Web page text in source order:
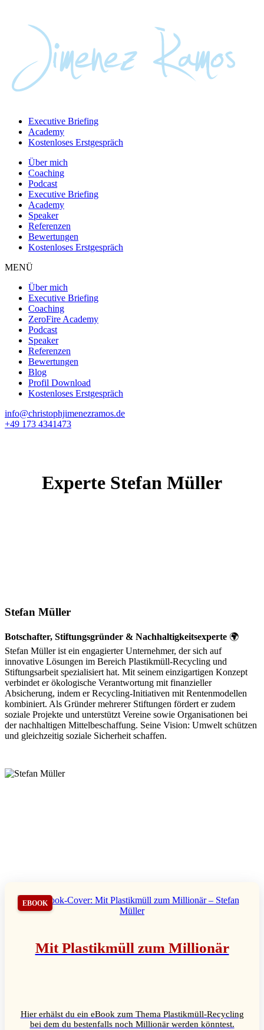
Executive Briefing
Academy
Kostenloses Erstgespräch
Über mich
Coaching
Podcast
Executive Briefing
Academy
Speaker
Referenzen
Bewertungen
Kostenloses Erstgespräch
MENÜ
Über mich
Executive Briefing
Coaching
ZeroFire Academy
Podcast
Speaker
Referenzen
Bewertungen
Blog
Profil Download
Kostenloses Erstgespräch
info@christophjimenezramos.de
+49 173 4341473
Experte Stefan Müller
Stefan Müller
Botschafter, Stiftungsgründer & Nachhaltigkeitsexperte 🌍
Stefan Müller ist ein engagierter Unternehmer, der sich auf
innovative Lösungen im Bereich Plastikmüll-Recycling und
Stiftungsarbeit spezialisiert hat. Mit seinem einzigartigen Konzept
verbindet er ökologische Verantwortung mit finanzieller
Absicherung, indem er Recycling-Initiativen mit Rentenmodellen
kombiniert. Als Gründer mehrerer Stiftungen fördert er zudem
soziale Projekte und unterstützt Vereine sowie Organisationen bei
der nachhaltigen Mittelbeschaffung. Seine Vision: Umwelt schützen
und gleichzeitig soziale Sicherheit schaffen.
EBOOK
Mit Plastikmüll zum Millionär
Hier erhälst du ein eBook zum Thema Plastikmüll-Recycling
bei dem du bestenfalls noch Millionär werden könntest.